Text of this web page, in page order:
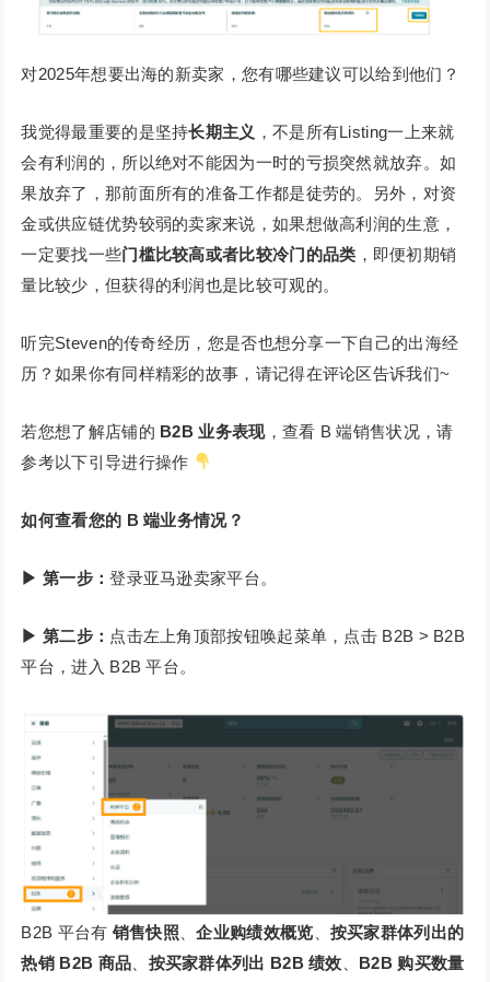
对2025年想要出海的新卖家，您有哪些建议可以给到他们？
我觉得最重要的是坚持长期主义 ，不是所有Listing一上来就
会有利润的，所以绝对不能因为一时的亏损突然就放弃。如
果放弃了，那前面所有的准备工作都是徒劳的。另外，对资
金或供应链优势较弱的卖家来说，如果想做高利润的生意，
一定要找一些门槛比较高或者比较冷门的品类 ，即便初期销
量比较少，但获得的利润也是比较可观的。
听完Steven的传奇经历，您是否也想分享一下自己的出海经
历？如果你有同样精彩的故事，请记得在评论区告诉我们~
若您想了解店铺的 B2B 业务表现，查看 B 端销售状况，请
参考以下引导进行操作
如何查看您的 B 端业务情况？
▶ 第一步：登录亚马逊卖家平台。
▶第二步： 点击左上角顶部按钮唤起菜单，点击 B2B > B2B
平台，进入 B2B 平台。
B2B 平台有 销售快照 、企业购绩效概览
按买家群体列出的
热销 B2B 商品
按买家群体列出 B2B 绩效 B2B 购买数量